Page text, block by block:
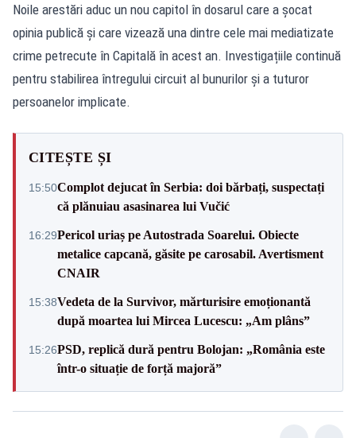
Noile arestări aduc un nou capitol în dosarul care a șocat
opinia publică și care vizează una dintre cele mai mediatizate
crime petrecute în Capitală în acest an. Investigațiile continuă
pentru stabilirea întregului circuit al bunurilor și a tuturor
persoanelor implicate.
CITEȘTE ȘI
15:50Complot dejucat în Serbia: doi bărbați, suspectați
că plănuiau asasinarea lui Vučić
16:29Pericol uriaș pe Autostrada Soarelui. Obiecte
metalice capcană, găsite pe carosabil. Avertisment
CNAIR
15:38Vedeta de la Survivor, mărturisire emoționantă
după moartea lui Mircea Lucescu: „Am plâns”
15:26PSD, replică dură pentru Bolojan: „România este
într-o situație de forță majoră”